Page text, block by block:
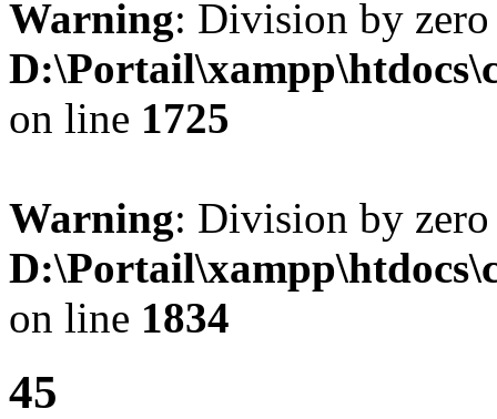
Warning: Division by
on line 1725
Warning: Division by
on line 1834
45